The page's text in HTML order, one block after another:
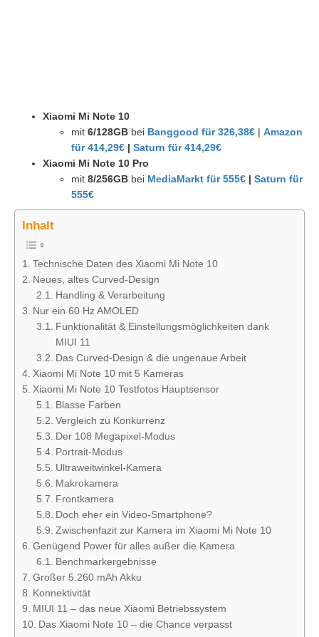
Xiaomi Mi Note 10
mit 6/128GB bei Banggood für 326,38€ | Amazon
für 414,29€ | Saturn für 414,29€
Xiaomi Mi Note 10 Pro
mit 8/256GB bei MediaMarkt für 555€ | Saturn für
555€
Inhalt
Technische Daten des Xiaomi Mi Note 10
Neues, altes Curved-Design
Handling & Verarbeitung
Nur ein 60 Hz AMOLED
Funktionalität & Einstellungsmöglichkeiten dank
MIUI 11
Das Curved-Design & die ungenaue Arbeit
Xiaomi Mi Note 10 mit 5 Kameras
Xiaomi Mi Note 10 Testfotos Hauptsensor
Blasse Farben
Vergleich zu Konkurrenz
Der 108 Megapixel-Modus
Portrait-Modus
Ultraweitwinkel-Kamera
Makrokamera
Frontkamera
Doch eher ein Video-Smartphone?
Zwischenfazit zur Kamera im Xiaomi Mi Note 10
Genügend Power für alles außer die Kamera
Benchmarkergebnisse
Großer 5.260 mAh Akku
Konnektivität
MIUI 11 – das neue Xiaomi Betriebssystem
Das Xiaomi Note 10 – die Chance verpasst